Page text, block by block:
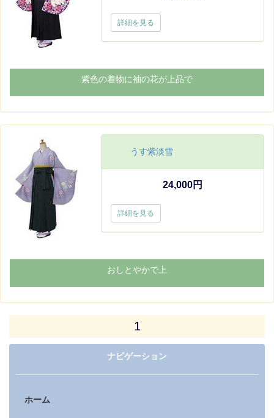
詳細を見る
紫色の着物に袖の花が上品で
うす紫淡雪
24,000円
詳細を見る
おしとやかで上
1
ナビゲーション
ホーム